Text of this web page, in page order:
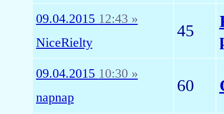
09.04.2015 12:43 »
NiceRielty
45
09.04.2015 10:30 »
napnap
60